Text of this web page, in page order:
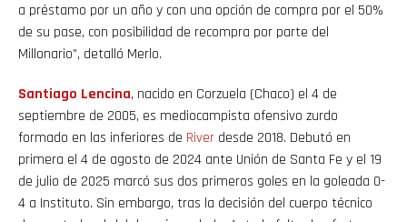
a préstamo por un año y con una opción de compra por el 50%
de su pase, con posibilidad de recompra por parte del
Millonario”, detalló Merlo.
Santiago Lencina, nacido en Corzuela (Chaco) el 4 de
septiembre de 2005, es mediocampista ofensivo zurdo
formado en las inferiores de River desde 2018. Debutó en
primera el 4 de agosto de 2024 ante Unión de Santa Fe y el 19
de julio de 2025 marcó sus dos primeros goles en la goleada 0-
4 a Instituto. Sin embargo, tras la decisión del cuerpo técnico